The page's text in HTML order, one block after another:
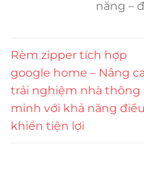
năng –
Rèm zipper tích hợp
google home – Nâng
trải nghiệm nhà thông
minh với khả năng điều
khiển tiện lợi